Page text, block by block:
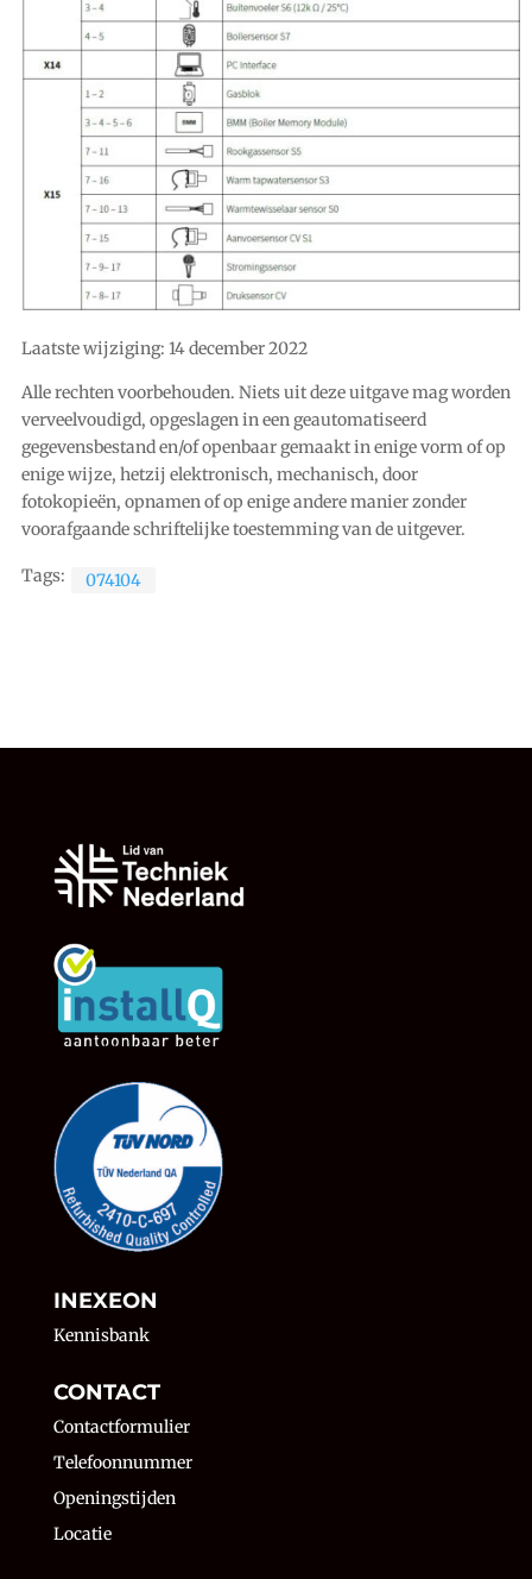
Laatste wijziging: 14 december 2022
Alle rechten voorbehouden. Niets uit deze uitgave mag worden
verveelvoudigd, opgeslagen in een geautomatiseerd
gegevensbestand en/of openbaar gemaakt in enige vorm of op
enige wijze, hetzij elektronisch, mechanisch, door
fotokopieën, opnamen of op enige andere manier zonder
voorafgaande schriftelijke toestemming van de uitgever.
Tags: 074104
INEXEON
Kennisbank
CONTACT
Contactformulier
Telefoonnummer
Openingstijden
Locatie